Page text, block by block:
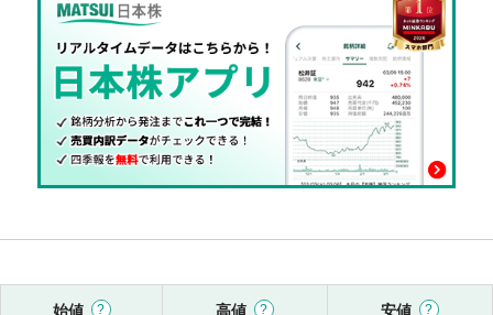
始値 高値 安値